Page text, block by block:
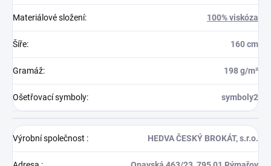
Materiálové složení: 100% viskóza
Šíře: 160 cm
Gramáž: 198 g/m²
Ošetřovací symboly: symboly2
Výrobní společnost : HEDVA ČESKÝ BROKÁT, s.r.o.